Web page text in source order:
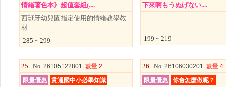
情緒著色本》超值套組(....
西班牙幼兒園指定使用的情緒教學教
材
285 ~ 299
下來啊もうぬげない....
199 ~ 219
25 . No: 26105122801 數量:2
限量優惠
貫通國中小必學知識
26 . No: 26106030201 數量:4
限量優惠
你會怎麼做呢？